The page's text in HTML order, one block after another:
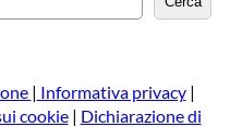
| Informativa privacy|
cookie| Dichiarazione di